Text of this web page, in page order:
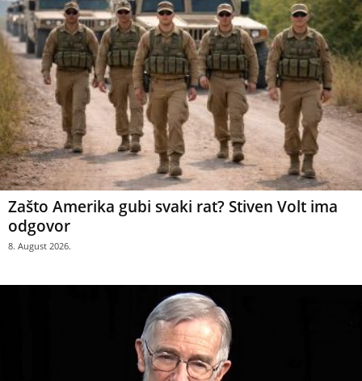
Zašto Amerika gubi svaki rat? Stiven Volt ima
odgovor
8. August 2026.